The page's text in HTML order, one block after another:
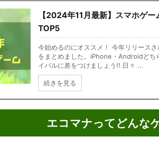
【2024年11月最新】スマホゲ
TOP5
今始めるのにオススメ！ 今年リリース
をまとめました。iPhone・Androidどち
イバルに差をつけましょう!! 日々 ...
続きを見る
エコマナってどんな